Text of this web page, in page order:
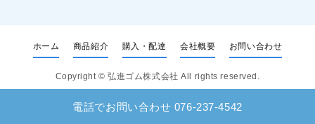
電話でお問い合わせ 076-237-4542
ホーム 商品紹介 購入・配達 会社概要 お問い合わせ
Copyright ©弘進ゴム株式会社 All rights reserved.